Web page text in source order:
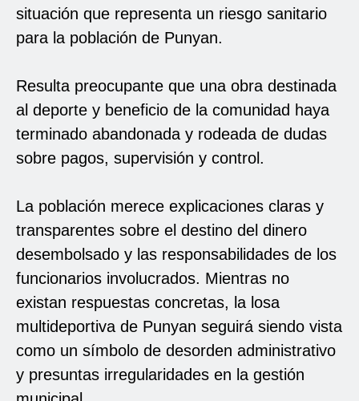
situación que representa un riesgo sanitario
para la población de Punyan.
Resulta preocupante que una obra destinada
al deporte y beneficio de la comunidad haya
terminado abandonada y rodeada de dudas
sobre pagos, supervisión y control.
La población merece explicaciones claras y
transparentes sobre el destino del dinero
desembolsado y las responsabilidades de los
funcionarios involucrados. Mientras no
existan respuestas concretas, la losa
multideportiva de Punyan seguirá siendo vista
como un símbolo de desorden administrativo
y presuntas irregularidades en la gestión